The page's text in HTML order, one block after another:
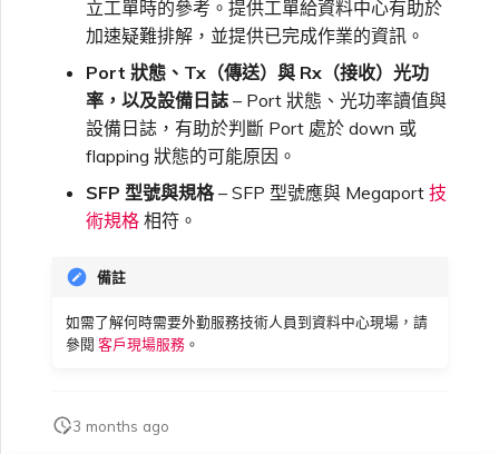
立工單時的參考。提供工單給資料中心有助於
加速疑難排解，並提供已完成作業的資訊。
Port 狀態、Tx（傳送）與 Rx（接收）光功
率，以及設備日誌 – Port 狀態、光功率讀值與
設備日誌，有助於判斷 Port 處於 down 或
flapping 狀態的可能原因。
SFP 型號與規格– SFP 型號應與 Megaport 技
術規格 相符。
備註
如需了解何時需要外勤服務技術人員到資料中心現場，請
參閱 客戶現場服務 。
3 months ago